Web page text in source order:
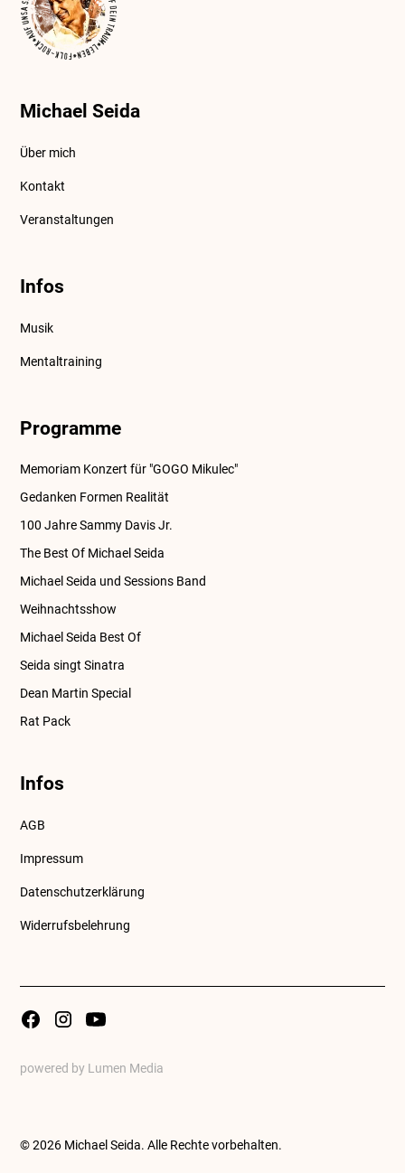
Michael Seida
Über mich
Kontakt
Veranstaltungen
Infos
Musik
Mentaltraining
Programme
Memoriam Konzert für "GOGO Mikulec"
Gedanken Formen Realität
100 Jahre Sammy Davis Jr.
The Best Of Michael Seida
Michael Seida und Sessions Band
Weihnachtsshow
Michael Seida Best Of
Seida singt Sinatra
Dean Martin Special
Rat Pack
Infos
AGB
Impressum
Datenschutzerklärung
Widerrufsbelehrung
©2026 Michael Seida. Alle Rechte vorbehalten.
powered by Lumen Media